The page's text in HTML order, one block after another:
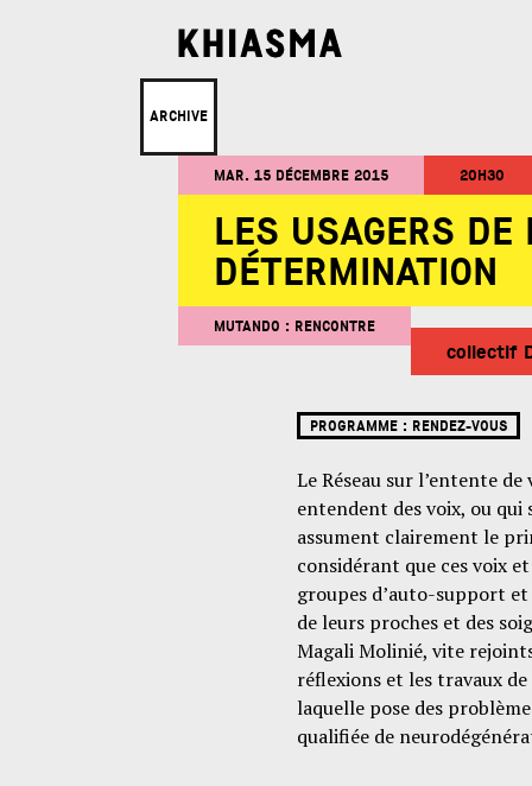
ARCHIVE
MAR. 15 DÉCEMBRE 2015 20H30
LES USAGERS
DÉTERMINATION
MUTANDO : RENCONTRE
collectif
PROGRAMME : RENDEZ-VOUS
Le Réseau sur l’entente
entendent des voix, ou qui
assument clairement le
considérant que ces voix
groupes d’auto-support
de leurs proches et des
Magali Molinié, vite
réflexions et les travaux
laquelle pose des
qualifiée de